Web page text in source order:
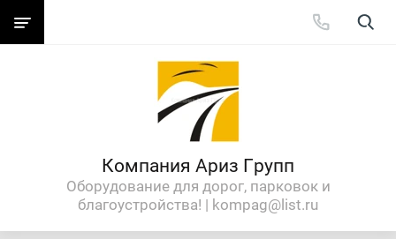
Компания Ариз Групп
Оборудование для дорог, парковок и
благоустройства! | kompag@list.ru